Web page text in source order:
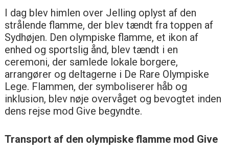
I dag blev himlen over Jelling oplyst af den
strålende flamme, der blev tændt fra toppen af
Sydhøjen. Den olympiske flamme, et ikon af
enhed og sportslig ånd, blev tændt i en
ceremoni, der samlede lokale borgere,
arrangører og deltagerne i De Rare Olympiske
Lege. Flammen, der symboliserer håb og
inklusion, blev nøje overvåget og bevogtet inden
dens rejse mod Give begyndte.
Transport af den olympiske flamme mod Give